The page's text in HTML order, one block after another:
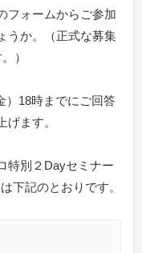
フォームからご参加
うか。（正式な募集
）
）18時までにご回答
ます。
特別２Dayセミナー
下記のとおりです。